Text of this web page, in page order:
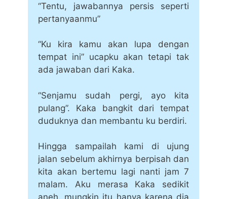
“Tentu, jawabannya persis seperti
pertanyaanmu”
“Ku kira kamu akan lupa dengan
tempat ini” ucapku akan tetapi tak
ada jawaban dari Kaka.
“Senjamu sudah pergi, ayo kita
pulang”. Kaka bangkit dari tempat
duduknya dan membantu ku berdiri.
Hingga sampailah kami di ujung
jalan sebelum akhirnya berpisah dan
kita akan bertemu lagi nanti jam 7
malam. Aku merasa Kaka sedikit